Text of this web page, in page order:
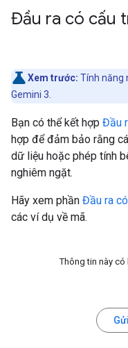
Đầu ra có cấu
Xem trước: Tính năng
Gemini 3.
Bạn có thể kết hợp Đầu
hợp để đảm bảo rằng
dữ liệu hoặc phép tính
nghiêm ngặt.
Hãy xem phần Đầu ra
các ví dụ về mã.
Thông tin này